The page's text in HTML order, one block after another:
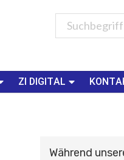
ZI DIGITAL
Während